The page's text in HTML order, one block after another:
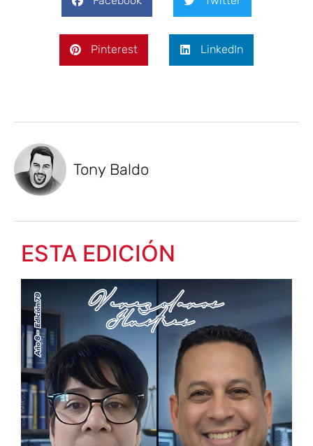
Pinterest LinkedIn
Tony Baldo
ESTA EDICIÓN